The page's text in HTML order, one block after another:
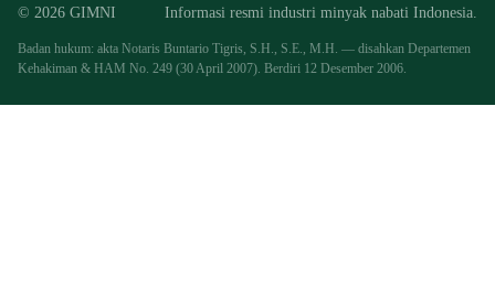
© 2026 GIMNI Informasi resmi industri minyak nabati Indonesia.
Badan hukum: akta Notaris Buntario Tigris, S.H., S.E., M.H. — disahkan Departemen
Kehakiman & HAM No. 249 (30 April 2007). Berdiri 12 Desember 2006.